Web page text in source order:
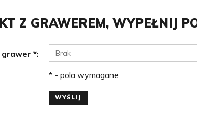
Z GRAWEREM, WYPEŁNIJ
*: Brak
* - pola wymagane
WYŚLIJ